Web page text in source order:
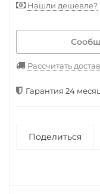
Нашли дешевле?
Рассчитать
Гарантия 24
Поделиться